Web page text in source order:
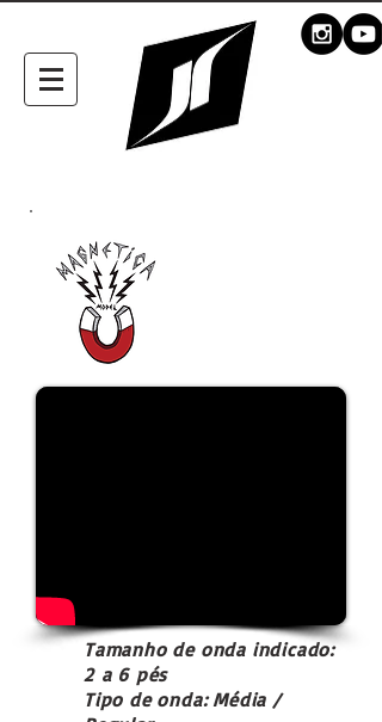
Tamanho de onda indicado:
2 a 6 pés
Tipo de onda: Média /